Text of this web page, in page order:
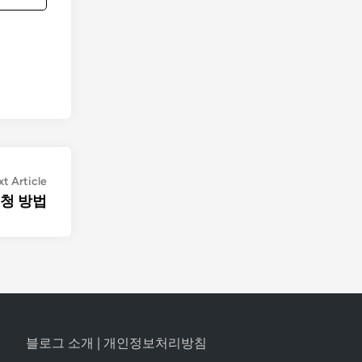
ArticleNext
방법
블로그 소개 개인정보처리방침